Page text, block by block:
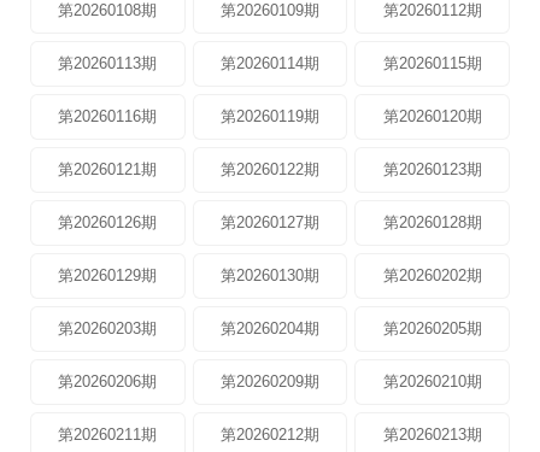
第20260108期 第20260109期 第20260112期
第20260113期 第20260114期 第20260115期
第20260116期 第20260119期 第20260120期
第20260121期 第20260122期 第20260123期
第20260126期 第20260127期 第20260128期
第20260129期 第20260130期 第20260202期
第20260203期 第20260204期 第20260205期
第20260206期 第20260209期 第20260210期
第20260211期 第20260212期 第20260213期